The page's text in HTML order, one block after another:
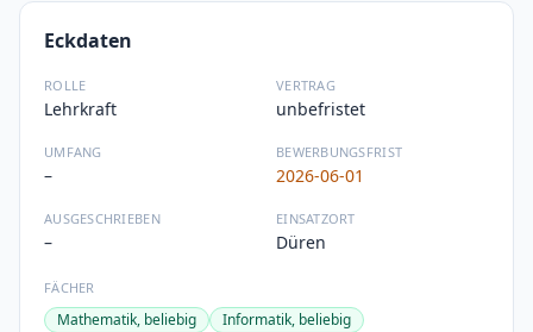
Eckdaten
ROLLE
Lehrkraft
VERTRAG
unbefristet
UMFANG
–
BEWERBUNGSFRIST
2026-06-01
AUSGESCHRIEBEN
–
EINSATZORT
Düren
FÄCHER
Mathematik, beliebig
Informatik, beliebig